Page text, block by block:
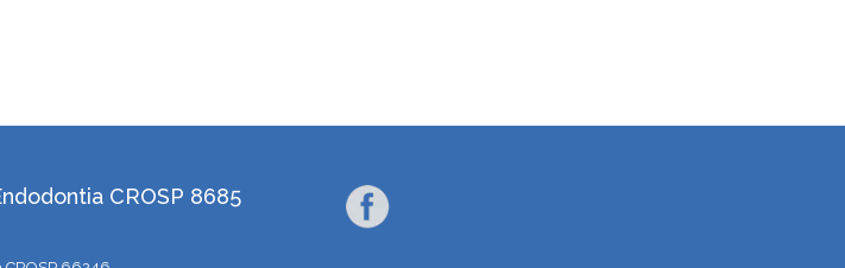
CROSP 8685